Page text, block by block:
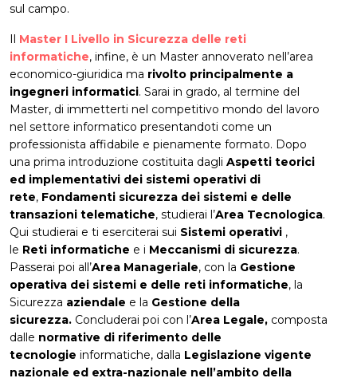
sul campo.
Il Master I Livello in Sicurezza delle reti
informatiche, infine, è un Master annoverato nell’area
economico-giuridica ma rivolto principalmente a
ingegneri informatici. Sarai in grado, al termine del
Master, di immetterti nel competitivo mondo del lavoro
nel settore informatico presentandoti come un
professionista affidabile e pienamente formato. Dopo
una prima introduzione costituita dagli Aspetti teorici
ed implementativi dei sistemi operativi di
rete, Fondamenti sicurezza dei sistemi e delle
transazioni telematiche, studierai l’Area Tecnologica.
Qui studierai e ti eserciterai sui Sistemi operativi ,
le Reti informatiche e i Meccanismi di sicurezza.
Passerai poi all’Area Manageriale, con la Gestione
operativa dei sistemi e delle reti informatiche, la
Sicurezza aziendale e la Gestione della
sicurezza. Concluderai poi con l’Area Legale, composta
dalle normative di riferimento delle
tecnologie informatiche, dalla Legislazione vigente
nazionale ed extra-nazionale nell’ambito della